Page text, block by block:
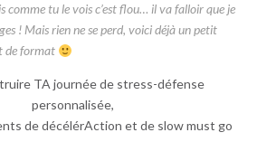
comme tu le vois c’est flou… il va falloir que je
! Mais rien ne se perd, voici déjà un petit
de format
TA journée de stress-défense
personnalisée,
de décélérAction et de slow must go